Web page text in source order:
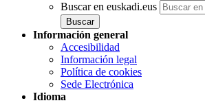
Buscar en euskadi.eus
Información general
Accesibilidad
Información legal
Política de cookies
Sede Electrónica
Idioma